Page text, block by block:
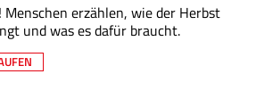
erzählen, wie der Herbst
und was es dafür braucht.